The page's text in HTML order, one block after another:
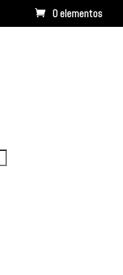
0 elementos